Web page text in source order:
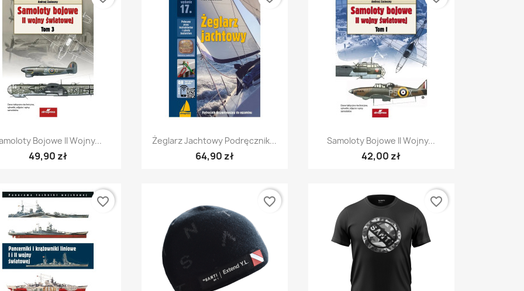
Szybki podgląd
Bojowe II Wojny...
49,90 zł
Szybki podgląd
Żeglarz Jachtowy Podręcznik...
64,90 zł
Szybki podgląd
Samoloty Bojowe II Wojny...
42,00 zł
favorite_border favorite_border favorite_border